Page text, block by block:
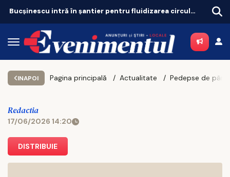
Bucșinescu intră în șantier pentru fluidizarea circulației
INAPOI Pagina principală Actualitate
Redactia
17/06/2026 14:20
DISTRIBUIE